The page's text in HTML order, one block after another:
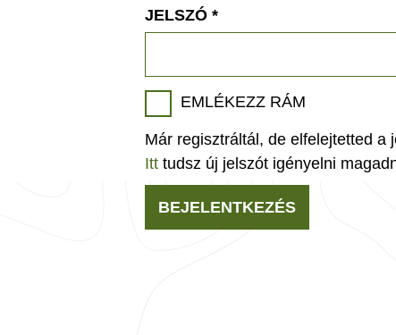
JELSZÓ *
EMLÉKEZZ RÁM
Már regisztráltál, de elfelejtetted a
Itt tudsz új jelszót igényelni
BEJELENTKEZÉS